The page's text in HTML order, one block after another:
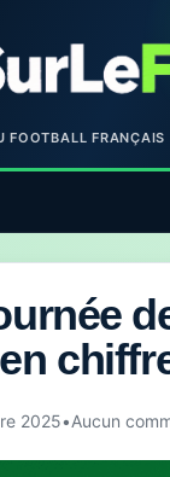
FOOTBALL FRANÇAIS
2025•Aucun